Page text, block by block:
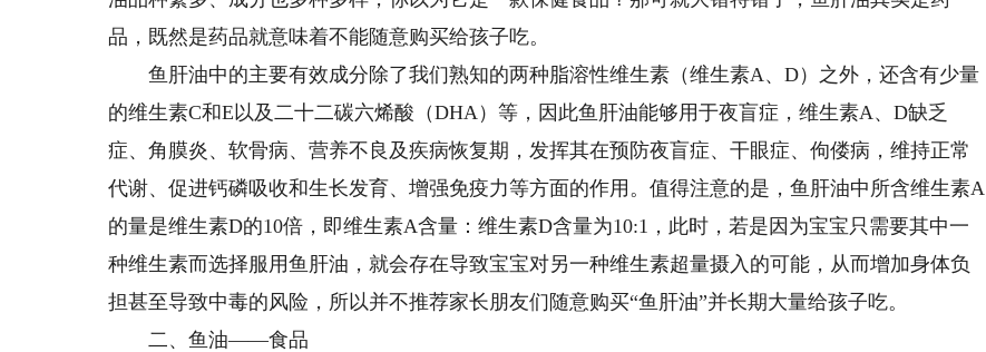
品，既然是药品就意味着不能随意购买给孩子吃。
鱼肝油中的主要有效成分除了我们熟知的两种脂溶性维生素（维生素A、D）之外，还含有少量
的维生素C和E以及二十二碳六烯酸（DHA）等，因此鱼肝油能够用于夜盲症，维生素A、D缺乏
症、角膜炎、软骨病、营养不良及疾病恢复期，发挥其在预防夜盲症、干眼症、佝偻病，维持正常
代谢、促进钙磷吸收和生长发育、增强免疫力等方面的作用。值得注意的是，鱼肝油中所含维生素A
的量是维生素D的10倍，即维生素A含量：维生素D含量为10:1，此时，若是因为宝宝只需要其中一
种维生素而选择服用鱼肝油，就会存在导致宝宝对另一种维生素超量摄入的可能，从而增加身体负
担甚至导致中毒的风险，所以并不推荐家长朋友们随意购买“鱼肝油”并长期大量给孩子吃。
二、鱼油——食品